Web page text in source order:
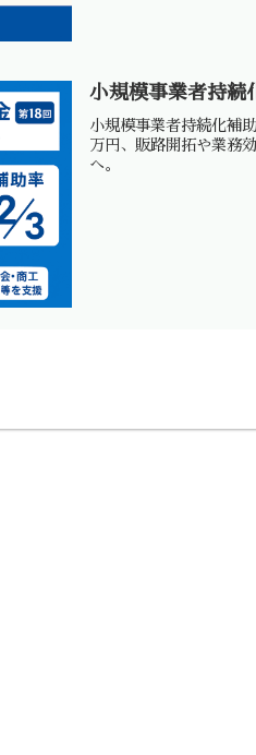
小規模事業者持続
小規模事業者持続化補
万円、販路開拓や業務
へ。